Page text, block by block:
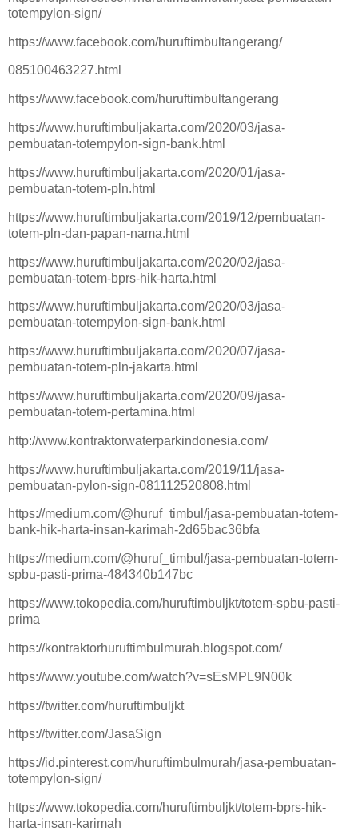
totempylon-sign/
https://www.facebook.com/huruftimbultangerang/
085100463227.html
https://www.facebook.com/huruftimbultangerang
https://www.huruftimbuljakarta.com/2020/03/jasa-
pembuatan-totempylon-sign-bank.html
https://www.huruftimbuljakarta.com/2020/01/jasa-
pembuatan-totem-pln.html
https://www.huruftimbuljakarta.com/2019/12/pembuatan-
totem-pln-dan-papan-nama.html
https://www.huruftimbuljakarta.com/2020/02/jasa-
pembuatan-totem-bprs-hik-harta.html
https://www.huruftimbuljakarta.com/2020/03/jasa-
pembuatan-totempylon-sign-bank.html
https://www.huruftimbuljakarta.com/2020/07/jasa-
pembuatan-totem-pln-jakarta.html
https://www.huruftimbuljakarta.com/2020/09/jasa-
pembuatan-totem-pertamina.html
http://www.kontraktorwaterparkindonesia.com/
https://www.huruftimbuljakarta.com/2019/11/jasa-
pembuatan-pylon-sign-081112520808.html
https://medium.com/@huruf_timbul/jasa-pembuatan-totem-
bank-hik-harta-insan-karimah-2d65bac36bfa
https://medium.com/@huruf_timbul/jasa-pembuatan-totem-
spbu-pasti-prima-484340b147bc
https://www.tokopedia.com/huruftimbuljkt/totem-spbu-pasti-
prima
https://kontraktorhuruftimbulmurah.blogspot.com/
https://www.youtube.com/watch?v=sEsMPL9N00k
https://twitter.com/huruftimbuljkt
https://twitter.com/JasaSign
https://id.pinterest.com/huruftimbulmurah/jasa-pembuatan-
totempylon-sign/
https://www.tokopedia.com/huruftimbuljkt/totem-bprs-hik-
harta-insan-karimah